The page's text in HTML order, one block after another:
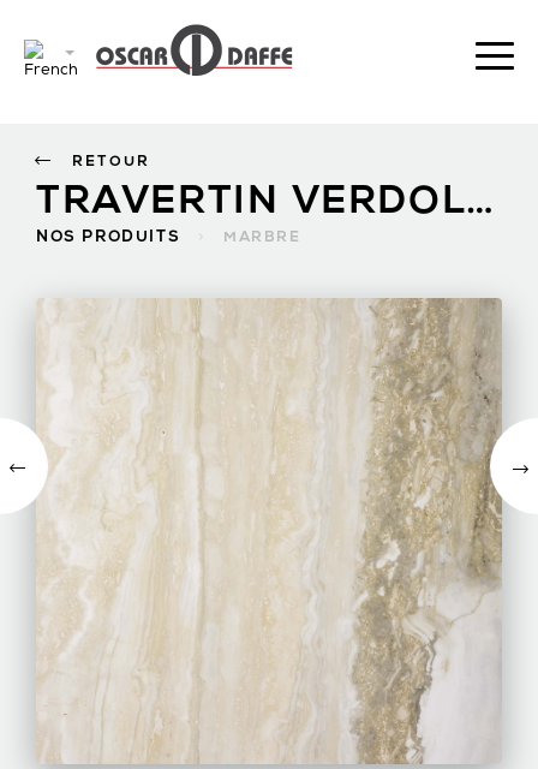
TRAVERTIN VERDOLINO
NOS PRODUITS MARBRE
RETOUR